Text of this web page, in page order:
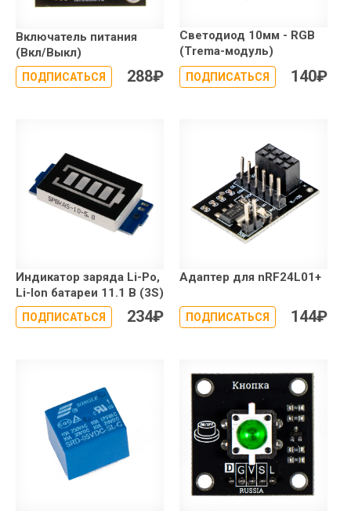
Включатель питания
(Вкл/Выкл)
ПОДПИСАТЬСЯ 288₽
Светодиод 10мм - RGB
(Trema-модуль)
ПОДПИСАТЬСЯ 140₽
Индикатор заряда Li-Po,
Li-Ion батареи 11.1 В (3S)
ПОДПИСАТЬСЯ 234₽
Адаптер для nRF24L01+
ПОДПИСАТЬСЯ 144₽